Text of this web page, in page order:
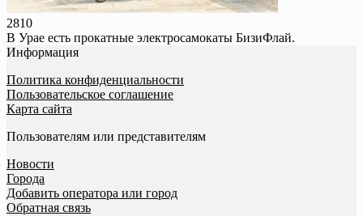
2810
В Урае есть прокатные электросамокаты БизиФлай.
Информация
Политика конфиденциальности
Пользовательское соглашение
Карта сайта
Пользователям или представителям
Новости
Города
Добавить оператора или город
Обратная связь